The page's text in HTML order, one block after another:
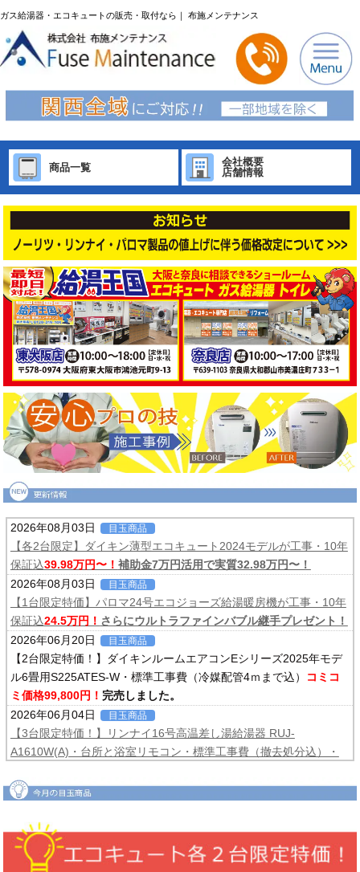
ガス給湯器・エコキュートの販売・取付なら｜ 布施メンテナンス
商品一覧
会社概要
店舗情報
2026年08月03日 目玉商品
【各2台限定】ダイキン薄型エコキュート2024モデルが工事・10年
保証込39.98万円〜！ 補助金7万円活用で実質32.98万円〜！
2026年08月03日
目玉商品
【1台限定特価】パロマ24号エコジョーズ給湯暖房機が工事・10年
保証込24.5万円！ さらにウルトラファインバブル継手プレゼント！
2026年06月20日
目玉商品
【2台限定特価！】ダイキンルームエアコンEシリーズ2025年モデ
ル6畳用S225ATES-W・標準工事費（冷媒配管4ｍまで込）
コミコ
ミ価格99,800円！ 完売しました。
2026年06月04日
目玉商品
【3台限定特価！】リンナイ16号高温差し湯給湯器 RUJ-
A1610W(A)・台所と浴室リモコン・標準工事費（撤去処分込）・
2026年06月04日
デル6畳用S225ATCS-W・標準工事費（冷媒配管4ｍまで込）商品5
年保証付きコミコミ価格128,000円！
2026年06月02日
キャンペーン